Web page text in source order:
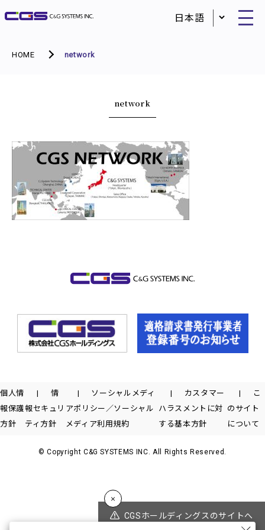
HOME network
network
CGSホールディングスのサイトへ
個人情
報保護
方針
情
報セキュリ
ティ方針
ソーシャルメディ
アポリシー／ソーシャル
メディア利用規約
カスタマー
ハラスメントに対
する基本方針
こ
のサイト
について
© Copyright C&G SYSTEMS INC. All Rights Reserved.